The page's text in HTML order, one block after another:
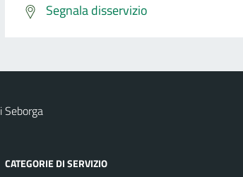
Segnala disservizio
Seborga
CATEGORIE DI SERVIZIO